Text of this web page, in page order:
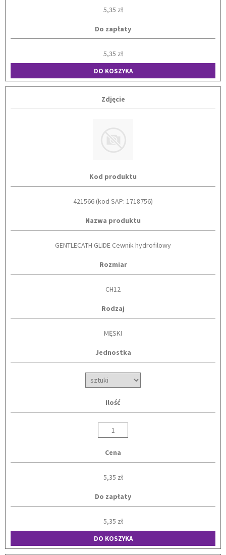
5,35 zł
Do zapłaty
5,35 zł
DO KOSZYKA
Zdjęcie
Kod produktu
421566 (kod SAP: 1718756)
Nazwa produktu
GENTLECATH GLIDE Cewnik hydrofilowy
Rozmiar
CH12
Rodzaj
MĘSKI
Jednostka
Ilość
Cena
5,35 zł
Do zapłaty
5,35 zł
DO KOSZYKA